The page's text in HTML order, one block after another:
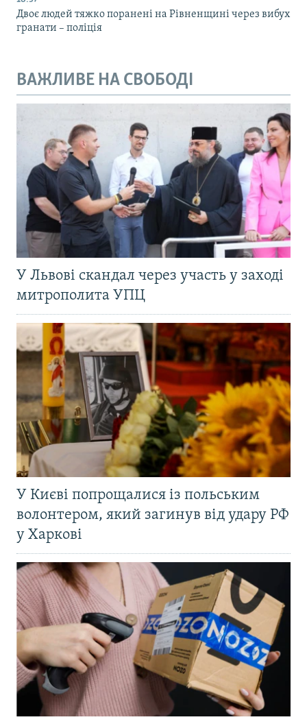
Двоє людей тяжко поранені на Рівненщині через вибух
гранати – поліція
ВАЖЛИВЕ НА СВОБОДІ
У Львові скандал через участь у заході
митрополита УПЦ
У Києві попрощалися із польським
волонтером, який загинув від удару РФ
у Харкові